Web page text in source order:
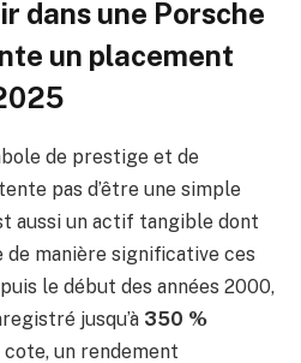
dans une Porsche
un placement
de prestige et de
pas d’être une simple
aussi un actif tangible dont
de manière significative ces
le début des années 2000,
jusqu’à 350 %
un rendement